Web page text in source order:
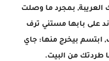
العريبة, بمجرد ما وصلت
على بابها مستني ترف
ابتسم بيخرج منها: جاي
طردتك من البيت.